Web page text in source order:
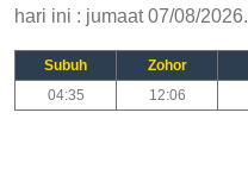
hari ini : jumaat 07/08/2026.
Subuh Zohor
04:35
12:06